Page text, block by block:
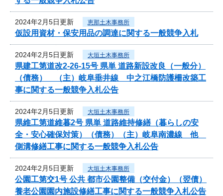
2024年2月5日更新 恵那土木事務所
仮設用資材・保安用品の調達に関する一般競争入札
2024年2月5日更新 大垣土木事務所
県建工第道改2-26-15号 県単 道路新設改良（一般分）
（債務） （主）岐阜垂井線 中之江橋防護柵改築工
事に関する一般競争入札公告
2024年2月5日更新 大垣土木事務所
県維工第道維暮2号 県単 道路維持修繕（暮らしの安
全・安心確保対策）（債務）（主）岐阜南濃線 他
側溝修繕工事に関する一般競争入札公告
2024年2月5日更新 大垣土木事務所
公園工第交1号 公共 都市公園整備（交付金）（翌債）
養老公園園内施設修繕工事に関する一般競争入札公告